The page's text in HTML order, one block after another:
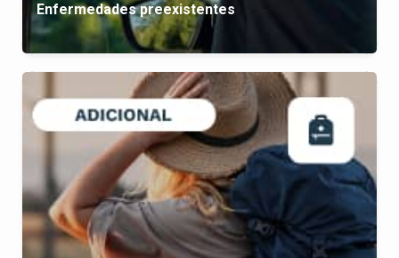
Enfermedades preexistentes